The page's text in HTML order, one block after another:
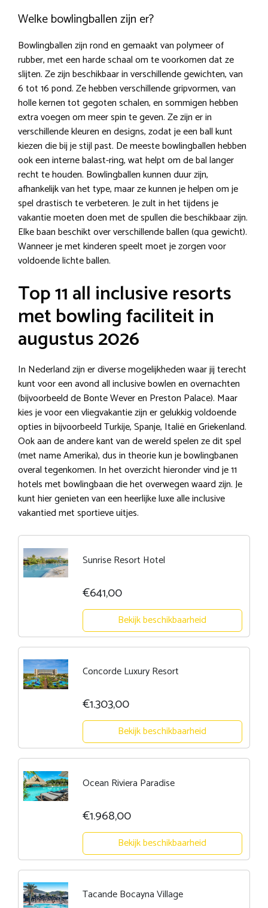
Welke bowlingballen zijn er?
Bowlingballen zijn rond en gemaakt van polymeer of
rubber, met een harde schaal om te voorkomen dat ze
slijten. Ze zijn beschikbaar in verschillende gewichten, van
6 tot 16 pond. Ze hebben verschillende gripvormen, van
holle kernen tot gegoten schalen, en sommigen hebben
extra voegen om meer spin te geven. Ze zijn er in
verschillende kleuren en designs, zodat je een ball kunt
kiezen die bij je stijl past. De meeste bowlingballen hebben
ook een interne balast-ring, wat helpt om de bal langer
recht te houden. Bowlingballen kunnen duur zijn,
afhankelijk van het type, maar ze kunnen je helpen om je
spel drastisch te verbeteren. Je zult in het tijdens je
vakantie moeten doen met de spullen die beschikbaar zijn.
Elke baan beschikt over verschillende ballen (qua gewicht).
Wanneer je met kinderen speelt moet je zorgen voor
voldoende lichte ballen.
Top 11 all inclusive resorts
met bowling faciliteit in
augustus 2026
In Nederland zijn er diverse mogelijkheden waar jij terecht
kunt voor een avond all inclusive bowlen en overnachten
(bijvoorbeeld de Bonte Wever en Preston Palace). Maar
kies je voor een vliegvakantie zijn er gelukkig voldoende
opties in bijvoorbeeld Turkije, Spanje, Italië en Griekenland.
Ook aan de andere kant van de wereld spelen ze dit spel
(met name Amerika), dus in theorie kun je bowlingbanen
overal tegenkomen. In het overzicht hieronder vind je 11
hotels met bowlingbaan die het overwegen waard zijn. Je
kunt hier genieten van een heerlijke luxe alle inclusive
vakantied met sportieve uitjes.
Sunrise Resort Hotel
€641,00
Bekijk beschikbaarheid
Concorde Luxury Resort
€1.303,00
Bekijk beschikbaarheid
Ocean Riviera Paradise
€1.968,00
Bekijk beschikbaarheid
Tacande Bocayna Village